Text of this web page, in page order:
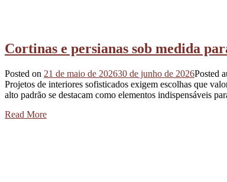
Cortinas e persianas sob medida
Posted on 21 de maio de 202630 de junho de 2026Posted
Projetos de interiores sofisticados exigem escolhas que
alto padrão se destacam como elementos indispensáveis
Read More